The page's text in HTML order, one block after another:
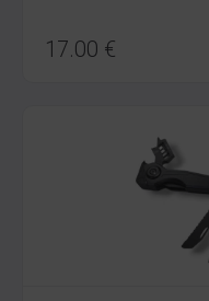
17.00 €